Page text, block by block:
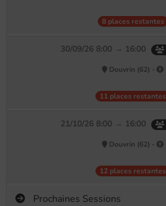
8 places restantes
30/09/26 8:00 → 16:00
Douvrin (62) -
11 places restantes
21/10/26 8:00 → 16:00
Douvrin (62) -
12 places restantes
Prochaines Sessions